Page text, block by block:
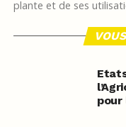
plante et de ses
pour